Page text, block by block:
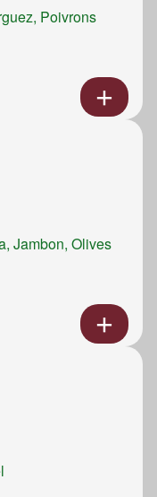
Poivrons
Jambon, Olives